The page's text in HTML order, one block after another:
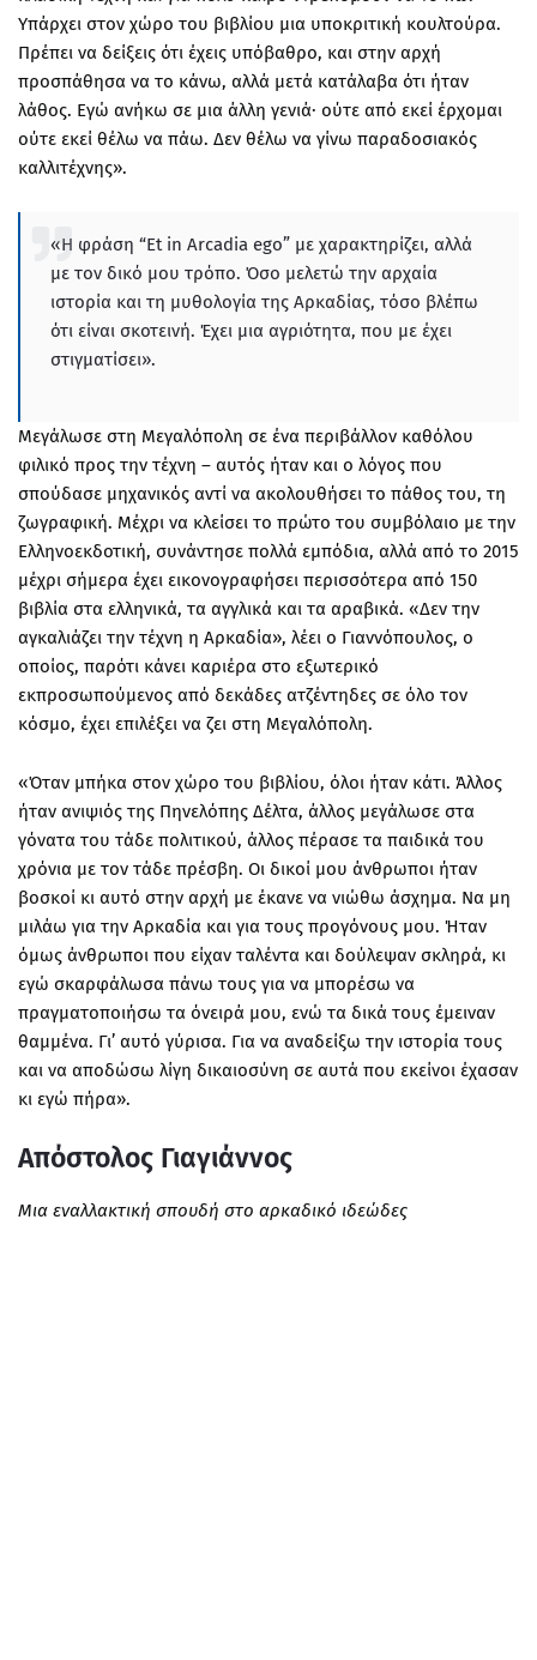
Υπάρχει στον χώρο του βιβλίου μια υποκριτική κουλτούρα.
Πρέπει να δείξεις ότι έχεις υπόβαθρο, και στην αρχή
προσπάθησα να το κάνω, αλλά μετά κατάλαβα ότι ήταν
λάθος. Εγώ ανήκω σε μια άλλη γενιά· ούτε από εκεί έρχομαι
ούτε εκεί θέλω να πάω. Δεν θέλω να γίνω παραδοσιακός
καλλιτέχνης».
«Η φράση “Et in Arcadia ego” με χαρακτηρίζει, αλλά
με τον δικό μου τρόπο. Όσο μελετώ την αρχαία
ιστορία και τη μυθολογία της Αρκαδίας, τόσο βλέπω
ότι είναι σκοτεινή. Έχει μια αγριότητα, που με έχει
στιγματίσει».
Μεγάλωσε στη Μεγαλόπολη σε ένα περιβάλλον καθόλου
φιλικό προς την τέχνη – αυτός ήταν και ο λόγος που
σπούδασε μηχανικός αντί να ακολουθήσει το πάθος του, τη
ζωγραφική. Μέχρι να κλείσει το πρώτο του συμβόλαιο με την
Ελληνοεκδοτική, συνάντησε πολλά εμπόδια, αλλά από το 2015
μέχρι σήμερα έχει εικονογραφήσει περισσότερα από 150
βιβλία στα ελληνικά, τα αγγλικά και τα αραβικά. «Δεν την
αγκαλιάζει την τέχνη η Αρκαδία», λέει ο Γιαννόπουλος, ο
οποίος, παρότι κάνει καριέρα στο εξωτερικό
εκπροσωπούμενος από δεκάδες ατζέντηδες σε όλο τον
κόσμο, έχει επιλέξει να ζει στη Μεγαλόπολη.
«Όταν μπήκα στον χώρο του βιβλίου, όλοι ήταν κάτι. Άλλος
ήταν ανιψιός της Πηνελόπης Δέλτα, άλλος μεγάλωσε στα
γόνατα του τάδε πολιτικού, άλλος πέρασε τα παιδικά του
χρόνια με τον τάδε πρέσβη. Οι δικοί μου άνθρωποι ήταν
βοσκοί κι αυτό στην αρχή με έκανε να νιώθω άσχημα. Να μη
μιλάω για την Αρκαδία και για τους προγόνους μου. Ήταν
όμως άνθρωποι που είχαν ταλέντα και δούλεψαν σκληρά, κι
εγώ σκαρφάλωσα πάνω τους για να μπορέσω να
πραγματοποιήσω τα όνειρά μου, ενώ τα δικά τους έμειναν
θαμμένα. Γι’ αυτό γύρισα. Για να αναδείξω την ιστορία τους
και να αποδώσω λίγη δικαιοσύνη σε αυτά που εκείνοι έχασαν
κι εγώ πήρα».
Απόστολος Γιαγιάννος
Μια εναλλακτική σπουδή στο αρκαδικό ιδεώδες